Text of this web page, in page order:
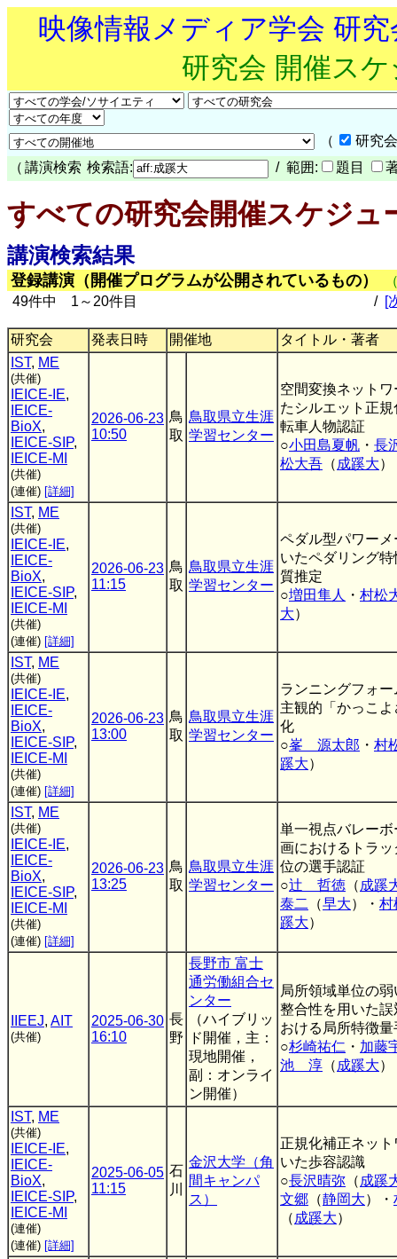
映像情報メディア学会 研
研究会 開催ス
（
研究
（ 講演検索 検索語: / 範囲: 題目
すべての研究会開催スケジュ
講演検索結果
登録講演（開催プログラムが公開されているもの）
49件中 1～20件目
/ [
研究会 発表日時 開催地
タイトル・著者
IST, ME
(共催)
IEICE-IE,
IEICE-
BioX,
IEICE-SIP,
IEICE-MI
(共催)
(連催) [詳細]
2026-06-23
10:50
鳥
取
鳥取県立生涯
学習センター
空間変換ネット
たシルエット正
転車人物認証
○小田島夏帆 ・ 長
松大吾 （ 成蹊大）
IST, ME
(共催)
IEICE-IE,
IEICE-
BioX,
IEICE-SIP,
IEICE-MI
(共催)
(連催) [詳細]
2026-06-23
11:15
鳥
取
鳥取県立生涯
学習センター
ペダル型パワー
いたペダリング
質推定
○増田隼人 ・ 村松
大）
IST, ME
(共催)
IEICE-IE,
IEICE-
BioX,
IEICE-SIP,
IEICE-MI
(共催)
(連催) [詳細]
2026-06-23
13:00
鳥
取
鳥取県立生涯
学習センター
ランニングフォ
主観的「かっこ
化
○峯 源太郎 ・ 村
蹊大）
IST, ME
(共催)
IEICE-IE,
IEICE-
BioX,
IEICE-SIP,
IEICE-MI
(共催)
(連催) [詳細]
2026-06-23
13:25
鳥
取
鳥取県立生涯
学習センター
単一視点バレー
画におけるトラ
位の選手認証
○辻 哲徳 （ 成蹊
泰二
（早大）・ 村
蹊大）
IIEEJ, AIT
(共催)
2025-06-30
16:10
長
野
長野市 富士
通労働組合セ
ンター
（ハイブリッ
ド開催，主：
現地開催，
副：オンライ
ン開催）
局所領域単位の
整合性を用いた
おける局所特徴
○杉崎祐仁 ・ 加藤
池 淳 （ 成蹊大）
IST, ME
(共催)
IEICE-IE,
IEICE-
BioX,
IEICE-SIP,
IEICE-MI
(連催)
(連催) [詳細]
2025-06-05
11:15
石
川
金沢大学（角
間キャンパ
ス）
正規化補正ネッ
いた歩容認識
○長沢晴弥 （ 成蹊
文郷 （静岡大）・
（ 成蹊大）